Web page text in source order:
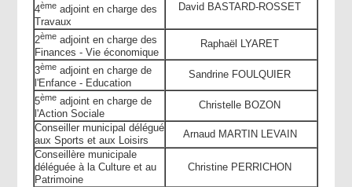
4ème adjoint en charge des
Travaux
David BASTARD-ROSSET
2ème adjoint en charge des
Finances - Vie économique
Raphaël LYARET
3ème adjoint en charge de
l'Enfance - Education
Sandrine FOULQUIER
5ème adjoint en charge de
l'Action Sociale
Christelle BOZON
Conseiller municipal délégué
aux Sports et aux Loisirs
Arnaud MARTIN LEVAIN
Conseillère municipale
déléguée à la Culture et au
Patrimoine
Christine PERRICHON